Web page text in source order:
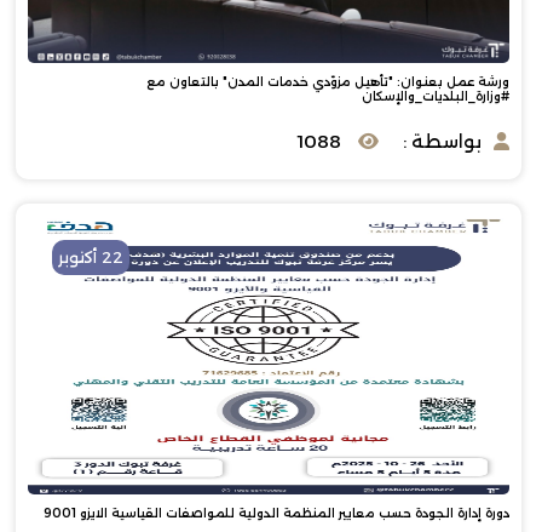
ورشة عمل بعنوان: ‏"تأهيل مزوّدي خدمات المدن" بالتعاون مع
⁧‫#وزارة_البلديات_والإسكان‬⁩
بواسطة : 1088
22 أكتوبر
دورة إدارة الجودة حسب معايير المنظمة الدولية للمواصفات القياسية الايزو 9001